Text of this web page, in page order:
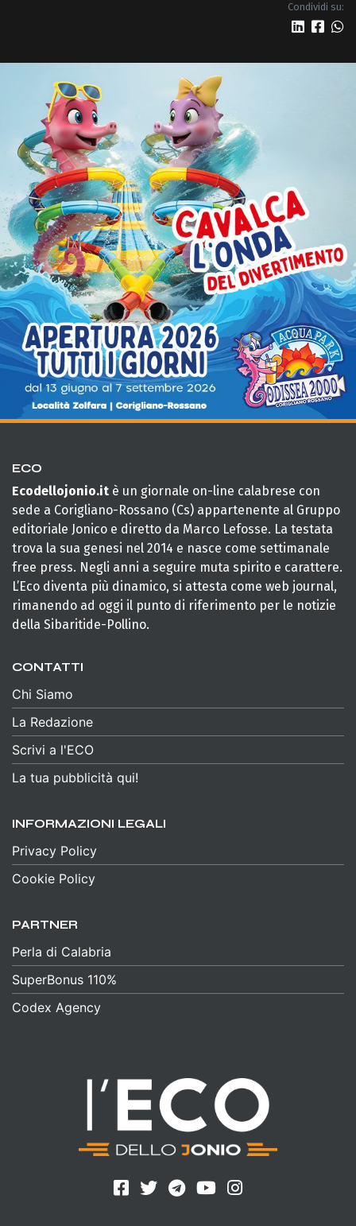
Condividi su:
ECO
Ecodellojonio.it è un giornale on-line calabrese con
sede a Corigliano-Rossano (Cs) appartenente al Gruppo
editoriale Jonico e diretto da Marco Lefosse. La testata
trova la sua genesi nel 2014 e nasce come settimanale
free press. Negli anni a seguire muta spirito e carattere.
L’Eco diventa più dinamico, si attesta come web journal,
rimanendo ad oggi il punto di riferimento per le notizie
della Sibaritide-Pollino.
CONTATTI
Chi Siamo
La Redazione
Scrivi a l'ECO
La tua pubblicità qui!
INFORMAZIONI LEGALI
Privacy Policy
Cookie Policy
PARTNER
Perla di Calabria
SuperBonus 110%
Codex Agency